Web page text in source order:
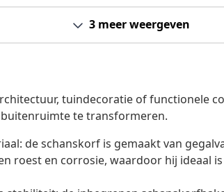
3 meer weergeven
tuindecoratie of functionele
te transformeren.
de schanskorf is gemaakt van
roest en corrosie, waardoor hij ideaal